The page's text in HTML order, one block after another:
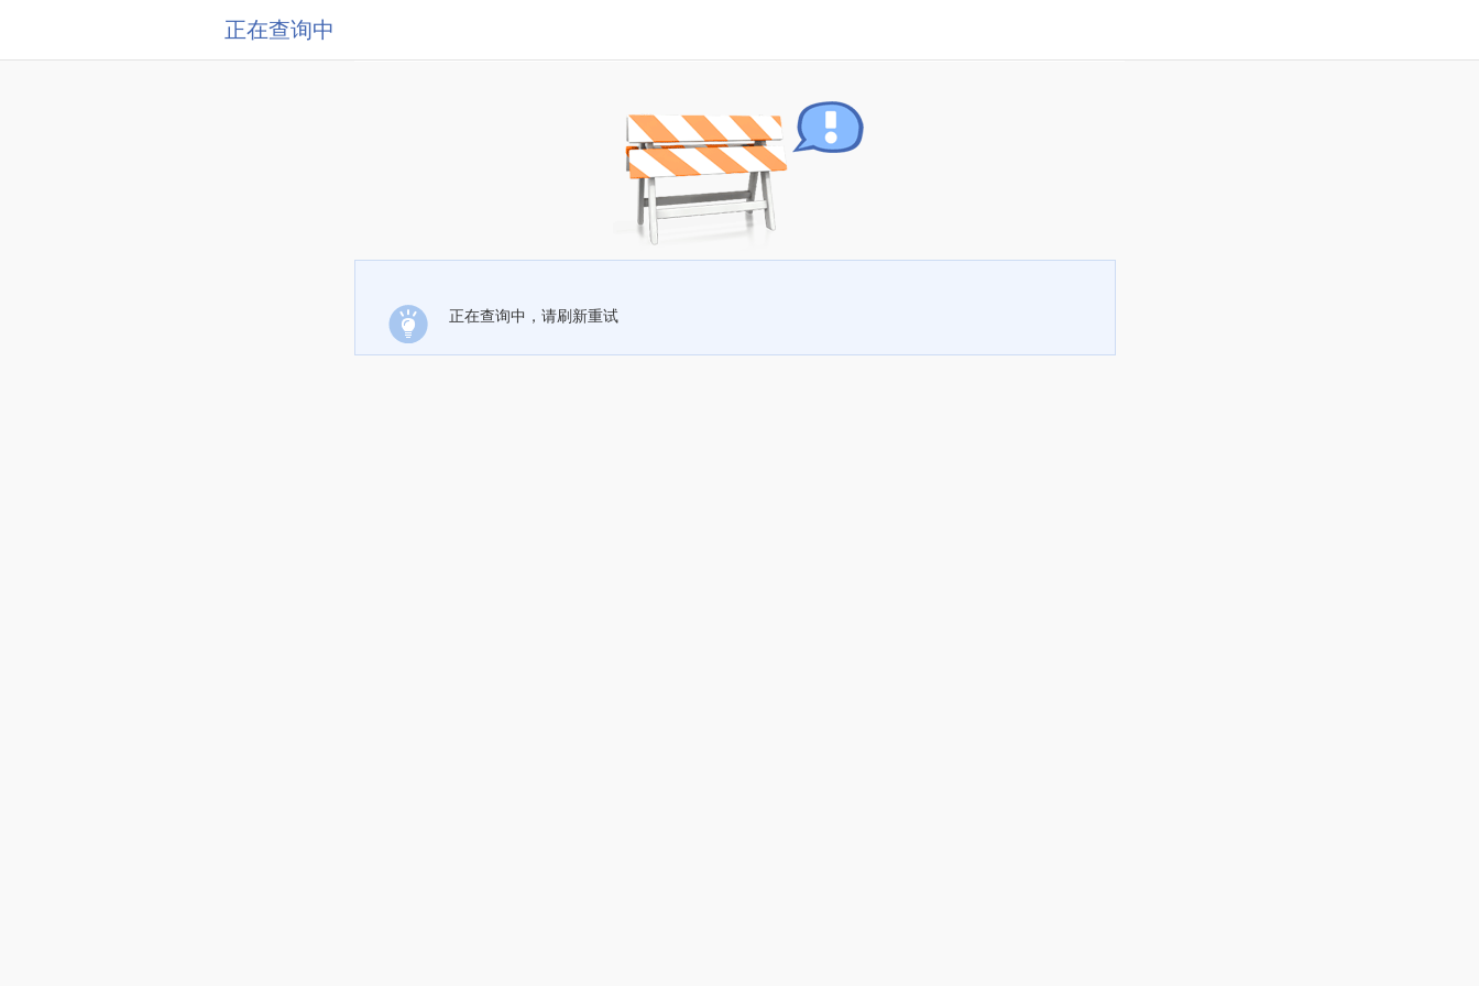
正在查询中
正在查询中，请刷新重试